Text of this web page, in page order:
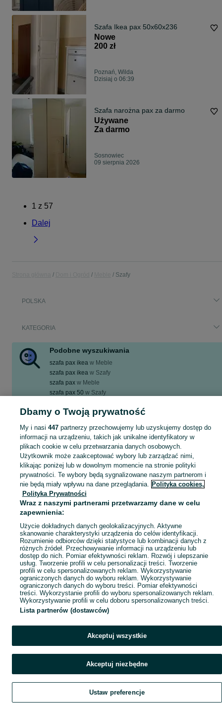
Szafa Ikea pax 50x60x236
Nowe
200 zł
Poznań, Wilda
Dzisiaj o 06:39
Szafa narożna pax za darmo
Używane
Za darmo
Sosnowiec
09 sierpnia 2026
1 z 57
Dalej
Szafy
POLSKA
KATEGORIA
Podobne wyszukiwania
szafa pax ikea w Meble
szafa pax ikea w Szafy
szafa pax w Meble
szafa pax 50 w Szafy
Zobacz Więcej
Aktualne ogłoszenia w całej Polsce: szafa pax ▶️ sprawdź oferty w kategorii Szafy i kupuj taniej na OLX.pl!
Mapa kategorii
Mapa miejscowości
Mapa ministron
Popularne wyszukiwania
Szukaj Obserwujesz Dodaj Czat Konto
Dbamy o Twoją prywatność
My i nasi 447partnerzy przechowujemy lub uzyskujemy dostęp do
informacji na urządzeniu, takich jak unikalne identyfikatory w
plikach cookie w celu przetwarzania danych osobowych.
Użytkownik może zaakceptować wybory lub zarządzać nimi,
klikając poniżej lub w dowolnym momencie na stronie polityki
prywatności. Te wybory będą sygnalizowane naszym partnerom i
nie będą miały wpływu na dane przeglądania. Polityka cookies,
Polityka Prywatności
Wraz z naszymi partnerami przetwarzamy dane w celu
zapewnienia:
Użycie dokładnych danych geolokalizacyjnych. Aktywne
skanowanie charakterystyki urządzenia do celów identyfikacji.
Rozumienie odbiorców dzięki statystyce lub kombinacji danych z
różnych źródeł. Przechowywanie informacji na urządzeniu lub
dostęp do nich. Pomiar efektywności reklam. Rozwój i ulepszanie
usług. Tworzenie profili w celu personalizacji treści. Tworzenie
profili w celu spersonalizowanych reklam. Wykorzystywanie
ograniczonych danych do wyboru reklam. Wykorzystywanie
ograniczonych danych do wyboru treści. Pomiar efektywności
treści. Wykorzystanie profili do wyboru spersonalizowanych reklam.
Wykorzystywanie profili w celu doboru spersonalizowanych treści.
Lista partnerów (dostawców)
Akceptuj wszystkie
Akceptuj niezbędne
Ustaw preferencje